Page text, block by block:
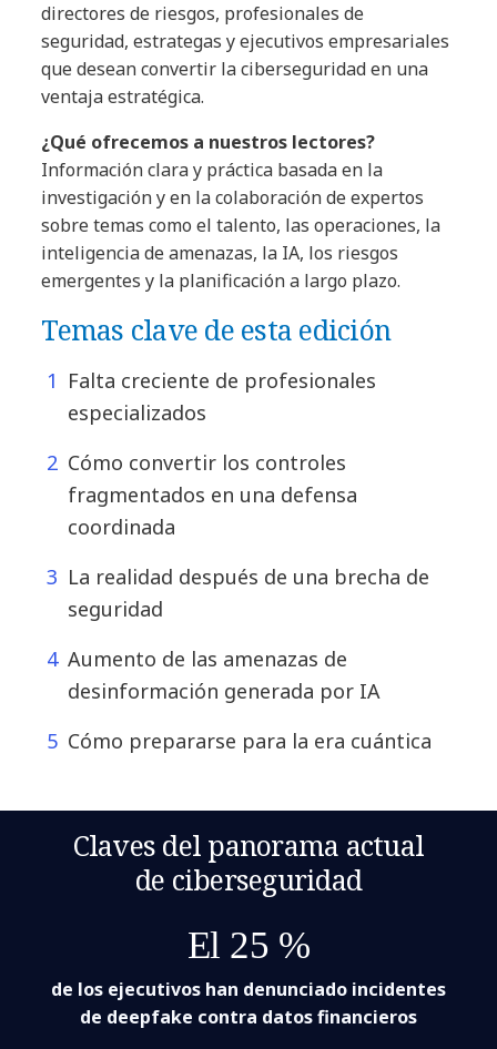
directores de riesgos, profesionales de
seguridad, estrategas y ejecutivos empresariales
que desean convertir la ciberseguridad en una
ventaja estratégica.
¿Qué ofrecemos a nuestros lectores?
Información clara y práctica basada en la
investigación y en la colaboración de expertos
sobre temas como el talento, las operaciones, la
inteligencia de amenazas, la IA, los riesgos
emergentes y la planificación a largo plazo.
Temas clave de esta edición
Falta creciente de profesionales
especializados
Cómo convertir los controles
fragmentados en una defensa
coordinada
La realidad después de una brecha de
seguridad
Aumento de las amenazas de
desinformación generada por IA
Cómo prepararse para la era cuántica
Claves del panorama actual
de ciberseguridad
El 25 %
de los ejecutivos han denunciado incidentes
de deepfake contra datos financieros